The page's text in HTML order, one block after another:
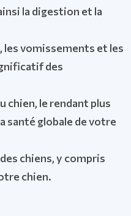
la digestion et la
les vomissements et les
des
le rendant plus
santé globale de votre
chiens, y compris
chien.